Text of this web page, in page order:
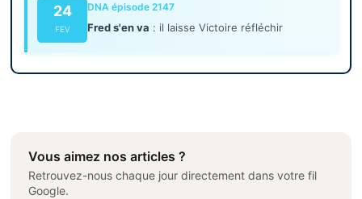
24
FEV
DNA épisode 2147
Fred s'en va : il laisse Victoire réfléchir
Vous aimez nos articles ?
Retrouvez-nous chaque jour directement dans votre fil
Google.